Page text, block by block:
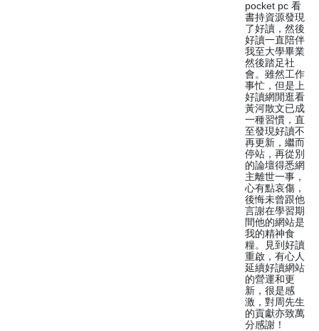
pocket pc 看
書持資源發現
了好讀，然後
好讀一直陪伴
我至大學畢業
然後踏足社
會。雖然工作
事忙，但是上
好讀網閒逛看
黃河散文已成
一種習慣，直
至發現好讀不
再更新，繼而
停站，再從別
的論壇得悉網
主離世一事，
心有點哀傷，
後悔未曾跟他
言謝在學習期
間他的網站是
我的精神食
糧。見到好讀
重啟，有心人
延續好讀網站
的營運和更
新，很是感
激，對周先生
的貢獻亦致萬
分感謝！